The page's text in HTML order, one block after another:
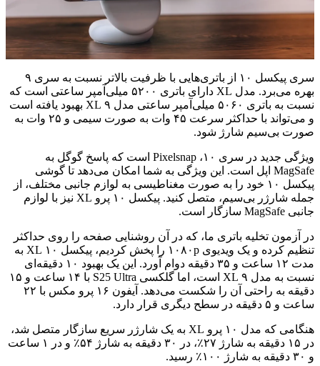
سری پیکسل ۱۰ از باتری‌هایی با ظرفیت بالاتر نسبت به سری ۹
بهره می‌برد. مدل XL دارای باتری ۵۲۰۰ میلی‌آمپر ساعتی است که
نسبت به باتری ۵۰۶۰ میلی‌آمپر ساعتی مدل ۹ XL بهبود یافته است
و می‌تواند با حداکثر سرعت ۴۵ وات به صورت سیمی و ۲۵ وات به
صورت بی‌سیم شارژ شود.
ویژگی جدید در سری ۱۰، Pixelsnap است که پاسخ گوگل به
MagSafe اپل است. این ویژگی به شما امکان می‌دهد تا گوشی
پیکسل ۱۰ خود را به صورت مغناطیسی به لوازم جانبی مختلف، از
جمله شارژر بی‌سیم، متصل کنید. پیکسل ۱۰ پرو XL نیز با لوازم
جانبی MagSafe سازگار است.
در آزمون تخلیه باتری ما، که در آن روشنایی صفحه را روی حداکثر
تنظیم کرده و یک ویدیوی ۱۰۸۰p را پخش کردیم، پیکسل ۱۰ XL به
مدت ۱۲ ساعت و ۳۵ دقیقه دوام آورد. این یک بهبود ۱۰ دقیقه‌ای
نسبت به مدل ۹ XL است، اما گلکسی S25 Ultra با ۱۴ ساعت و ۱۵
دقیقه به راحتی آن را شکست می‌دهد. آیفون ۱۶ پرو مکس با ۲۲
ساعت و ۵ دقیقه در سطح دیگری قرار دارد.
هنگامی که مدل ۱۰ پرو XL به یک شارژر سریع سازگار متصل شد،
در ۱۵ دقیقه به شارژ ۲۷٪، در ۳۰ دقیقه به شارژ ۵۴٪ و در ۱ ساعت
و ۳۰ دقیقه به شارژ ۱۰۰٪ رسید.